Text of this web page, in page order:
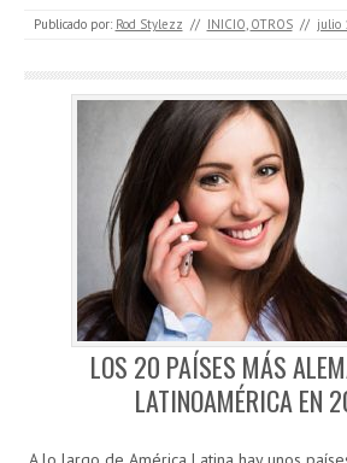
Publicado por: Rod Stylezz // INICIO, OTROS // julio
LOS 20 PAÍSES MÁS
LATINOAMÉRICA EN